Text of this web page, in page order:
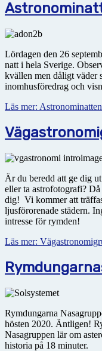
Lördagen den 26
natt i hela Sverige.
kvällen men dåligt väder
inomhusföredrag och
Läs mer:
Är du beredd att ge dig
eller ta astrofotografi?
dig! Vi kommer att
ljusförorenade städern.
intresse för rymden!
Läs mer:
Rymdungarna
hösten 2020. Äntligen!
Nasagruppen lär om
historia på 18 minuter.